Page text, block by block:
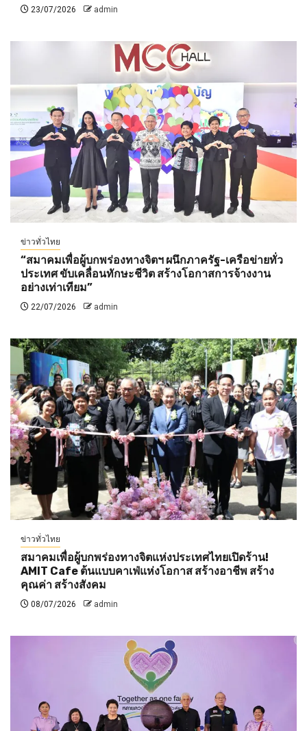
23/07/2026 admin
ข่าวทั่วไทย
“สมาคมเพื่อผู้บกพร่องทางจิตฯ ผนึกภาครัฐ-เครือข่ายทั่ว
ประเทศ ขับเคลื่อนทักษะชีวิต สร้างโอกาสการจ้างงาน
อย่างเท่าเทียม”
22/07/2026 admin
ข่าวทั่วไทย
สมาคมเพื่อผู้บกพร่องทางจิตแห่งประเทศไทยเปิดร้าน!
AMIT Cafe ต้นแบบคาเฟ่แห่งโอกาส สร้างอาชีพ สร้าง
คุณค่า สร้างสังคม
08/07/2026 admin